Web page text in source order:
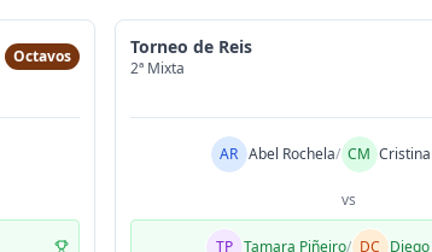
Octavos
Torneo de Reis
2ª Mixta
AR Abel Rochela/ CM
vs
TP Tamara Piñeiro/ DC